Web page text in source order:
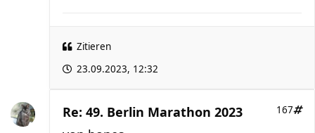
Zitieren
23.09.2023, 12:32
Re: 49. Berlin Marathon 2023 167